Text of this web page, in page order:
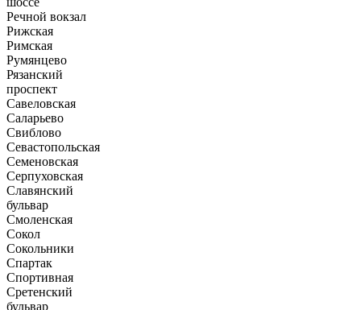
Речной вокзал
Рижская
Римская
Румянцево
Рязанский
проспект
Савеловская
Саларьево
Свиблово
Севастопольская
Семеновская
Серпуховская
Славянский
бульвар
Смоленская
Сокол
Сокольники
Спартак
Спортивная
Сретенский
бульвар